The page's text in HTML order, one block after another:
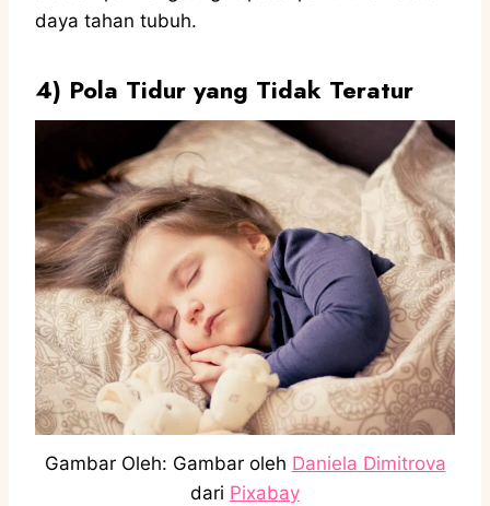
daya tahan tubuh.
4) Pola Tidur yang Tidak Teratur
Gambar Oleh: Gambar oleh Daniela Dimitrova
dari Pixabay